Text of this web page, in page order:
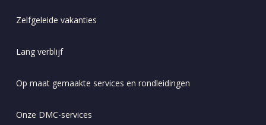
Zelfgeleide vakanties
Lang verblijf
Op maat gemaakte services en rondleidingen
Onze DMC-services